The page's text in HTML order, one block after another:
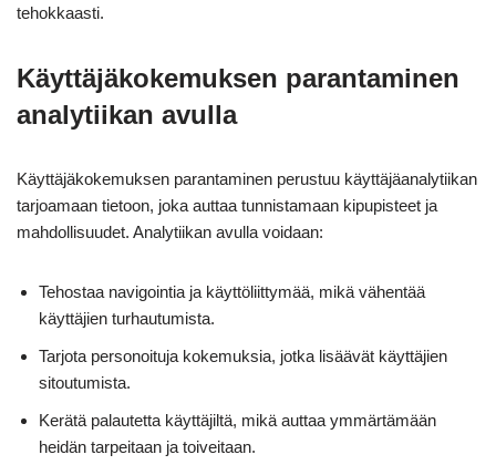
tehokkaasti.
Käyttäjäkokemuksen parantaminen
analytiikan avulla
Käyttäjäkokemuksen parantaminen perustuu käyttäjäanalytiikan
tarjoamaan tietoon, joka auttaa tunnistamaan kipupisteet ja
mahdollisuudet. Analytiikan avulla voidaan:
Tehostaa navigointia ja käyttöliittymää, mikä vähentää
käyttäjien turhautumista.
Tarjota personoituja kokemuksia, jotka lisäävät käyttäjien
sitoutumista.
Kerätä palautetta käyttäjiltä, mikä auttaa ymmärtämään
heidän tarpeitaan ja toiveitaan.